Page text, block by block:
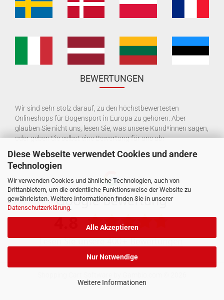
Diese Webseite verwendet Cookies und andere
Technologien
Wir verwenden Cookies und ähnliche Technologien, auch von
Drittanbietern, um die ordentliche Funktionsweise der Website zu
gewährleisten. Weitere Informationen finden Sie in unserer
Datenschutzerklärung.
Alle Akzeptieren
Nur Notwendige
Weitere Informationen
BEWERTUNGEN
Wir sind sehr stolz darauf, zu den höchstbewertesten
Onlineshops für Bogensport in Europa zu gehören. Aber
glauben Sie nicht uns, lesen Sie, was unsere Kund*innen sagen,
oder geben Sie selbst eine Bewertung für uns ab: